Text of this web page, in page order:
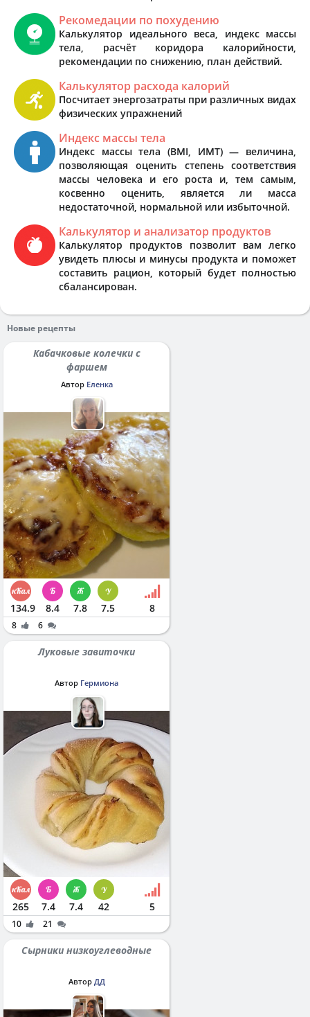
Рекомедации по похудению
Калькулятор идеального веса, индекс массы
тела, расчёт коридора калорийности,
рекомендации по снижению, план действий.
Калькулятор расхода калорий
Посчитает энергозатраты при различных видах
физических упражнений
Индекс массы тела
Индекс массы тела (BMI, ИМТ) — величина,
позволяющая оценить степень соответствия
массы человека и его роста и, тем самым,
косвенно оценить, является ли масса
недостаточной, нормальной или избыточной.
Калькулятор и анализатор продуктов
Калькулятор продуктов позволит вам легко
увидеть плюсы и минусы продукта и поможет
составить рацион, который будет полностью
сбалансирован.
Новые рецепты
Кабачковые колечки с
фаршем
Автор Еленка
134.9 8.4 7.8 7.5 8
8 6
Луковые завиточки
Автор Гермиона
265 7.4 7.4 42 5
10 21
Сырники низкоуглеводные
Автор ДД